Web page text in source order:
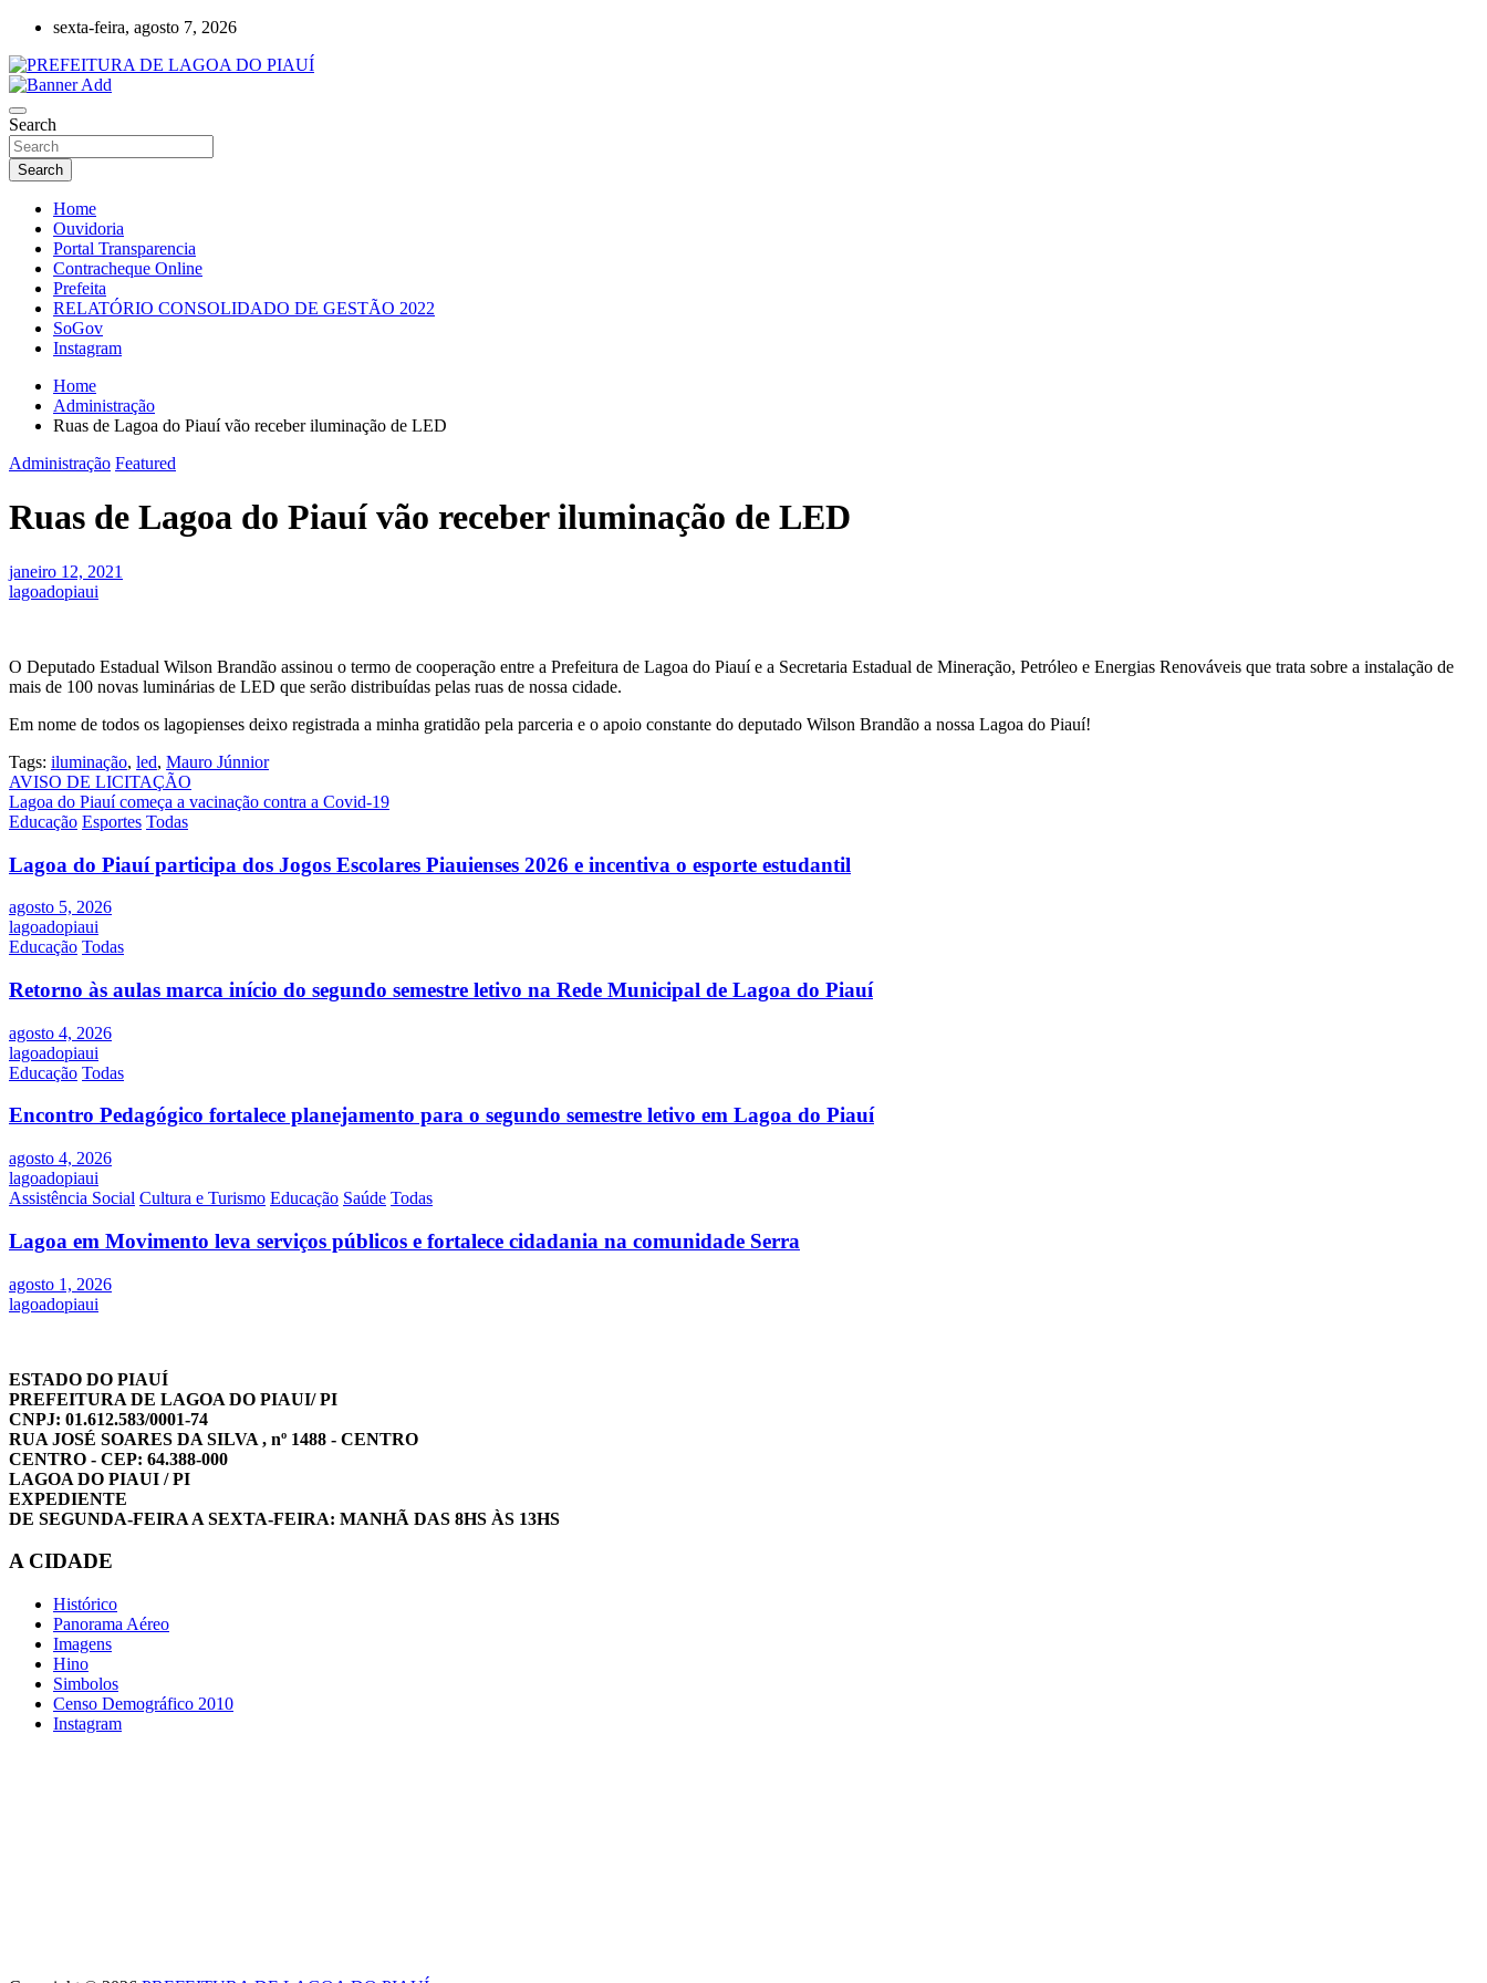
Skip
content
sexta-feira, agosto 7, 2026
PREFEITURA DE LAGOA DO PIAUÍ
Search
Search
Home
Ouvidoria
Portal Transparencia
Contracheque Online
Prefeita
RELATÓRIO CONSOLIDADO DE GESTÃO 2022
SoGov
Instagram
Home
Administração
Ruas de Lagoa do Piauí vão receber iluminação de LED
Administração Featured
Ruas de Lagoa do Piauí vão receber iluminação de LED
janeiro 12, 2021
lagoadopiaui
O Deputado Estadual Wilson Brandão assinou o termo de cooperação entre a Prefeitura de Lagoa do Piauí e a Secretaria Estadual de Mineração, Petróleo e Energias Renováveis que trata sobre a instalação de
mais de 100 novas luminárias de LED que serão distribuídas pelas ruas de nossa cidade.
Em nome de todos os lagopienses deixo registrada a minha gratidão pela parceria e o apoio constante do deputado Wilson Brandão a nossa Lagoa do Piauí!
Tags: iluminação, led, Mauro Júnnior
Navegação
de
AVISO DE LICITAÇÃO
Lagoa do Piauí começa a vacinação contra a Covid-19
Educação Esportes Todas
Lagoa do Piauí participa dos Jogos Escolares Piauienses 2026 e incentiva o esporte estudantil
agosto 5, 2026
lagoadopiaui
Educação Todas
Retorno às aulas marca início do segundo semestre letivo na Rede Municipal de Lagoa do Piauí
agosto 4, 2026
lagoadopiaui
Educação Todas
Encontro Pedagógico fortalece planejamento para o segundo semestre letivo em Lagoa do Piauí
agosto 4, 2026
lagoadopiaui
Assistência Social Cultura e Turismo Educação Saúde Todas
Lagoa em Movimento leva serviços públicos e fortalece cidadania na comunidade Serra
agosto 1, 2026
lagoadopiaui
ESTADO DO PIAUÍ
PREFEITURA DE LAGOA DO PIAUI/ PI
CNPJ: 01.612.583/0001-74
RUA JOSÉ SOARES DA SILVA , nº 1488 - CENTRO
CENTRO - CEP: 64.388-000
LAGOA DO PIAUI / PI
EXPEDIENTE
DE SEGUNDA-FEIRA A SEXTA-FEIRA: MANHÃ DAS 8HS ÀS 13HS
A CIDADE
Histórico
Panorama Aéreo
Imagens
Hino
Simbolos
Censo Demográfico 2010
Instagram